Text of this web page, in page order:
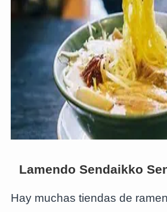
Lamendo Sendaikko
Hay muchas tiendas de